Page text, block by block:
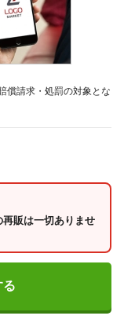
償請求・処罰の対象とな
販は一切ありませ
る